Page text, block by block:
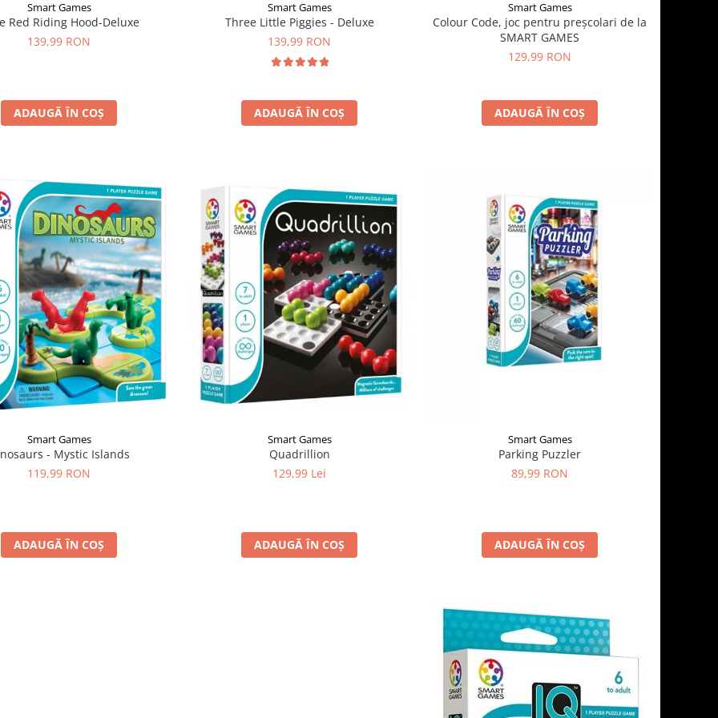
Smart Games
Red Riding Hood-Deluxe
139,99 RON
ADAUGĂ ÎN COȘ
Smart Games
Three Little Piggies - Deluxe
139,99 RON
ADAUGĂ ÎN COȘ
Smart Games
Colour Code, joc pentru preșcolari de la
SMART GAMES
129,99 RON
ADAUGĂ ÎN COȘ
Smart Games
- Mystic Islands
119,99 RON
ADAUGĂ ÎN COȘ
Smart Games
Quadrillion
129,99 Lei
ADAUGĂ ÎN COȘ
Smart Games
Parking Puzzler
89,99 RON
ADAUGĂ ÎN COȘ